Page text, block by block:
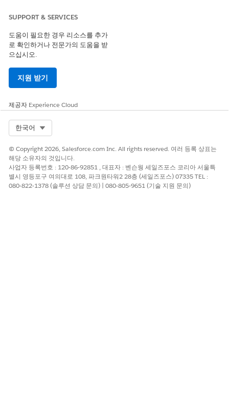
이 기사를 통해 문제를 해결했습니까?
예
SUPPORT & SERVICES
도움이 필요한 경우 리소스를 추가
로 확인하거나 전문가의 도움을 받
으십시오.
지원 받기
제공자 Experience Cloud
한국어
© Copyright 2026, Salesforce.com Inc. All rights reserved. 여러 등록 상표는
해당 소유자의 것입니다.
사업자 등록번호 : 120-86-92851 , 대표자 : 벤슨웡 세일즈포스 코리아 서울특
별시 영등포구 여의대로 108, 파크원타워2 28층 (세일즈포스) 07335 TEL :
080-822-1378 (솔루션 상담 문의) | 080-805-9651 (기술 지원 문의)